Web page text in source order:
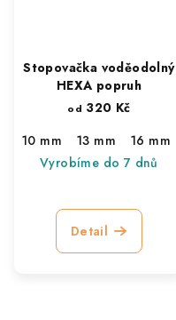
Stopovačka voděodolný
HEXA popruh
od 320 Kč
10 mm
13 mm
16 mm
Vyrobíme do 7 dnů
Detail